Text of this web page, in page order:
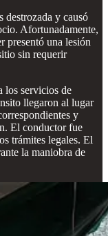
destrozada y causó
Afortunadamente,
presentó una lesión
sin requerir
los servicios de
llegaron al lugar
y
El conductor fue
trámites legales. El
la maniobra de